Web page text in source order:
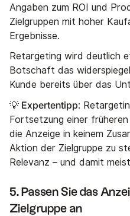
Angaben zum ROI und
Zielgruppen mit hoher
Ergebnisse.
Retargeting wird deutlich
Botschaft das
Kunde bereits über das
💡 Expertentipp:
Fortsetzung einer
die Anzeige in keinem
Aktion der Zielgruppe zu
Relevanz – und damit
5. Passen Sie das
Zielgruppe an